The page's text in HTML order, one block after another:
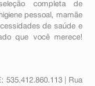
completa de
higiene pessoal ,mamãe
de saúde e
que você merece!
535.412.860.113 | Rua